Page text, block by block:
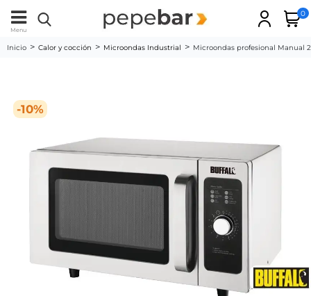
Menu
0
Inicio Calor y cocción Microondas Industrial Microondas profesional Manual
-10%